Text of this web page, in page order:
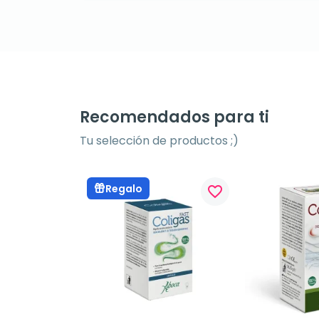
Recomendados para ti
Tu selección de productos ;)
Regalo favorite_border